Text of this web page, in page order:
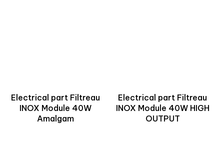
Electrical part Filtreau
INOX Module 40W
Amalgam
Electrical part Filtreau
INOX Module 40W HIGH
OUTPUT